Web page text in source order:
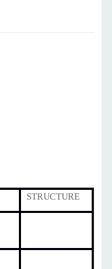
STRUCTURE